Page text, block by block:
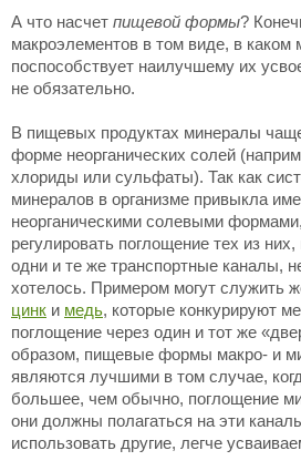
А что насчет пищевой формы?
макроэлементов в том виде, в
поспособствует наилучшему их
не обязательно.
В пищевых продуктах минералы
форме неорганических солей
хлориды или сульфаты). Так как
минералов в организме привыкла
неорганическими солевыми
регулировать поглощение тех из
одни и те же транспортные каналы,
хотелось. Примером могут служить
цинк и медь, которые конкурируют
поглощение через один и тот же
образом, пищевые формы макро- и
являются лучшими в том случае,
большее, чем обычно, поглощение
они должны полагаться на эти
использовать другие, легче